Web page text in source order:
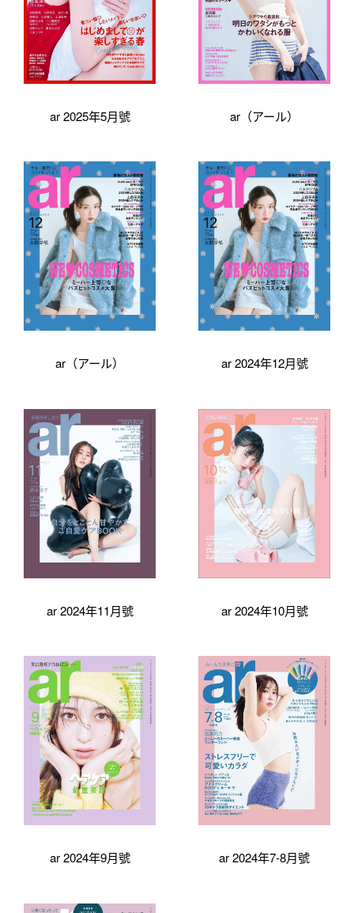
ar 2025年5月號 ar（アール）
ar（アール） ar 2024年12月號
ar 2024年11月號 ar 2024年10月號
ar 2024年9月號 ar 2024年7-8月號